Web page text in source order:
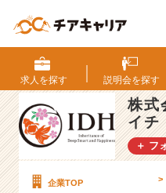
式
会
社
ア
イ・
デ
ィ・
求人を探す 説明会を探す
株式
イチ
＋ フ
企業TOP >